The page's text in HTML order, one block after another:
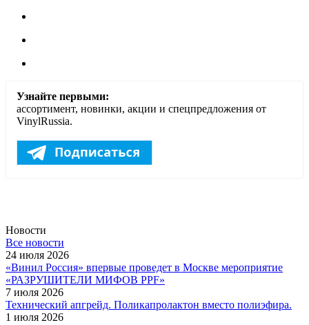
Узнайте первыми:
ассортимент, новинки, акции и спецпредложения от
VinylRussia.
Новости
Все новости
24 июля 2026
«Винил Россия» впервые проведет в Москве мероприятие
«РАЗРУШИТЕЛИ МИФОВ PPF»
7 июля 2026
Технический апгрейд. Поликапролактон вместо полиэфира.
1 июля 2026